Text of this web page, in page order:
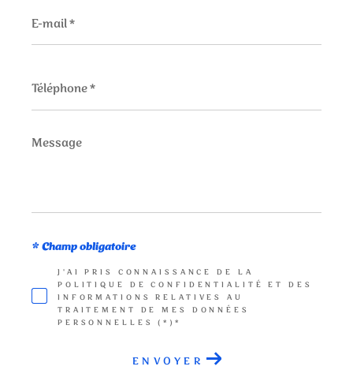
mail
*
Message
*
J'AI PRIS CONNAISSANCE DE LA
POLITIQUE DE CONFIDENTIALITÉ ET DES
INFORMATIONS RELATIVES AU
TRAITEMENT DE MES DONNÉES
PERSONNELLES (*)*
* Champ obligatoire
ENVOYER